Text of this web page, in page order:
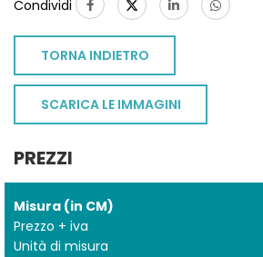
Condividi
TORNA INDIETRO
SCARICA LE IMMAGINI
PREZZI
Misura (in CM)
Prezzo + iva
Unità di misura